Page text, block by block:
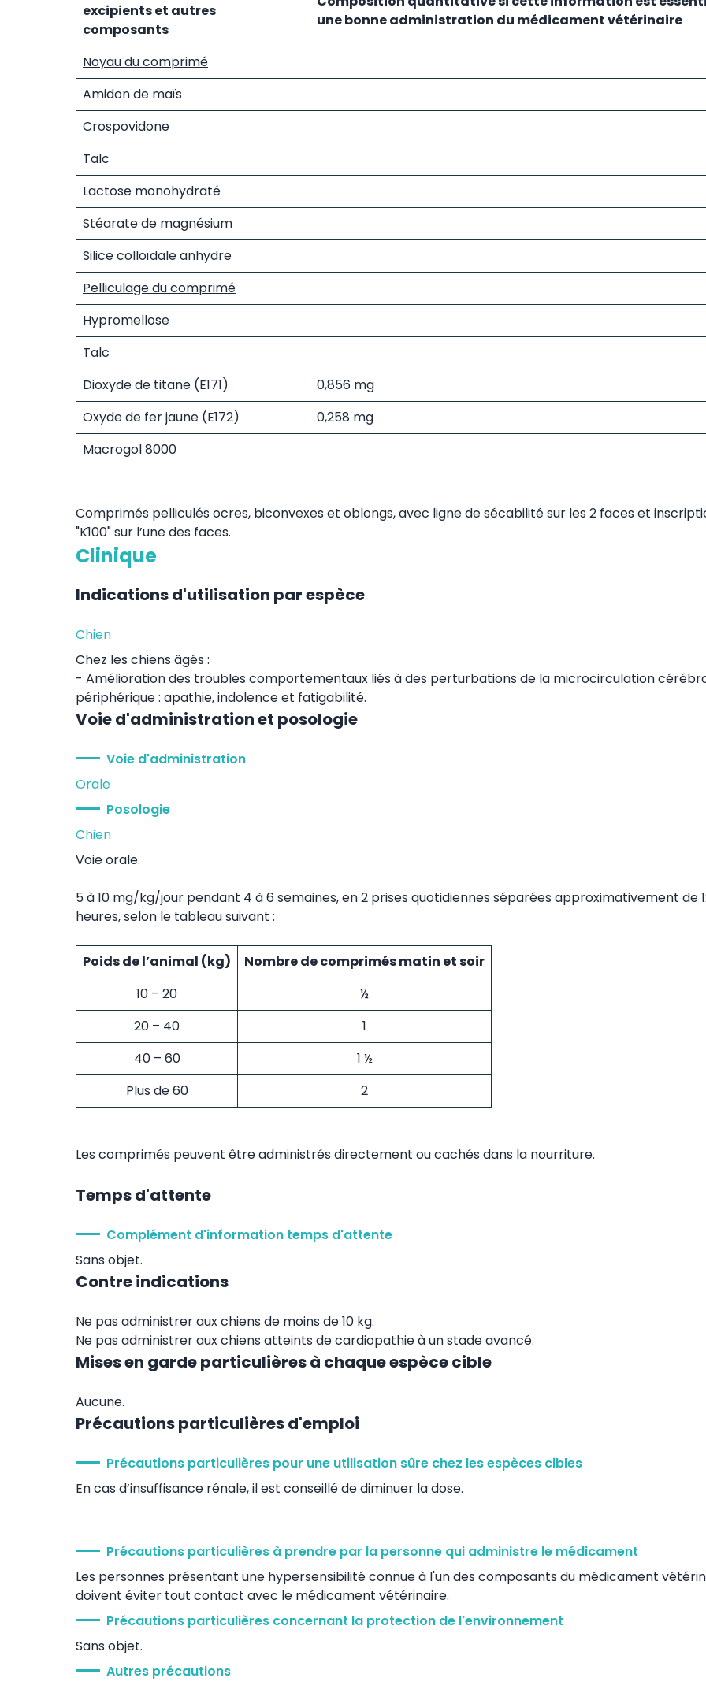
excipients et autres
composants
une bonne administration du médicament vétérinaire
Noyau du comprimé
Amidon de maïs
Crospovidone
Talc
Lactose monohydraté
Stéarate de magnésium
Silice colloïdale anhydre
Pelliculage du comprimé
Hypromellose
Talc
Dioxyde de titane (E171)
0,856 mg
Oxyde de fer jaune (E172)
0,258 mg
Macrogol 8000
Comprimés pelliculés ocres, biconvexes et oblongs, avec ligne de sécabilité sur les 2 faces et
"K100" sur l’une des faces.
Clinique
Indications d'utilisation par espèce
Chien
Chez les chiens âgés :
- Amélioration des troubles comportementaux liés à des perturbations de la microcirculation
périphérique : apathie, indolence et fatigabilité.
Voie d'administration et posologie
Voie d'administration
Orale
Posologie
Chien
Voie orale.
5 à 10 mg/kg/jour pendant 4 à 6 semaines, en 2 prises quotidiennes séparées approximativement de
heures, selon le tableau suivant :
Poids de l’animal (kg)
Nombre de comprimés matin et soir
10 – 20
½
20 – 40
1
40 – 60
1 ½
Plus de 60
2
Les comprimés peuvent être administrés directement ou cachés dans la nourriture.
Temps d'attente
Complément d'information temps d'attente
Sans objet.
Contre indications
Ne pas administrer aux chiens de moins de 10 kg.
Ne pas administrer aux chiens atteints de cardiopathie à un stade avancé.
Mises en garde particulières à chaque espèce cible
Aucune.
Précautions particulières d'emploi
Précautions particulières pour une utilisation sûre chez les espèces cibles
En cas d’insuffisance rénale, il est conseillé de diminuer la dose.
Précautions particulières à prendre par la personne qui administre le médicament
Les personnes présentant une hypersensibilité connue à l'un des composants du médicament
doivent éviter tout contact avec le médicament vétérinaire.
Précautions particulières concernant la protection de l'environnement
Sans objet.
Autres précautions